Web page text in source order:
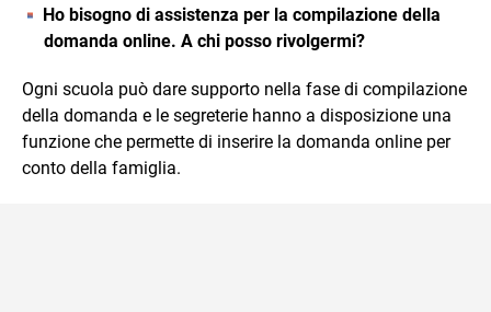
Ho bisogno di assistenza per la compilazione della
domanda online. A chi posso rivolgermi?
Ogni scuola può dare supporto nella fase di compilazione
della domanda e le segreterie hanno a disposizione una
funzione che permette di inserire la domanda online per
conto della famiglia.